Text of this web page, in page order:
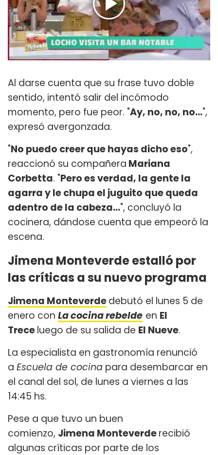
Al darse cuenta que su frase tuvo doble
sentido, intentó salir del incómodo
momento, pero fue peor. "Ay, no, no, no...",
expresó avergonzada.
"No puedo creer que hayas dicho eso",
reaccionó su compañera Mariana
Corbetta. "Pero es verdad, la gente la
agarra y le chupa el juguito que queda
adentro de la cabeza...", concluyó la
cocinera, dándose cuenta que empeoró la
escena.
Jimena Monteverde estalló por
las críticas a su nuevo programa
Jimena Monteverdedebutó el lunes 5 de
enero con La cocina rebelde en El
Treceluego de su salida de El Nueve.
La especialista en gastronomía renunció
a Escuela de cocina para desembarcar en
el canal del sol, de lunes a viernes a las
14:45 hs.
Pese a que tuvo un buen
comienzo, Jimena Monteverderecibió
algunas críticas por parte de los